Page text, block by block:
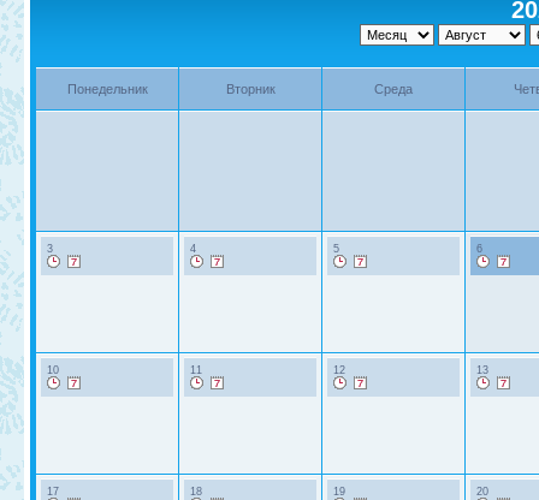
Понедельник Вторник Среда
3 4 5 6
10 11 12 13
17 18 19 20